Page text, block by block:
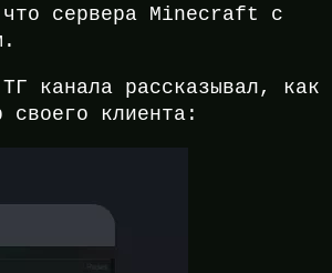
что сервера Minecraft с
канала рассказывал, как
своего клиента: